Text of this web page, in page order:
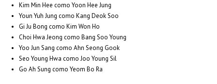
Kim Min Hee como Yoon Hee Jung
Youn Yuh Jung como Kang Deok Soo
Gi Ju Bong como Kim Won Ho
Choi Hwa Jeong como Bang Soo Young
Yoo Jun Sang como Ahn Seong Gook
Seo Young Hwa como Joo Young Sil
Go Ah Sung como Yeom Bo Ra